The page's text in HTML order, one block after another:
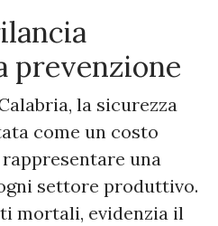
prevenzione
la sicurezza
come un costo
una
settore produttivo.
mortali, evidenzia il